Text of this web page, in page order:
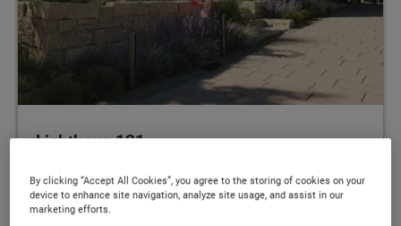
Lichthaus 121
Großzügiges und helles Haus – So macht
Wohnen Spaß
By clicking “Accept All Cookies”, you agree to the storing of cookies on your
device to enhance site navigation, analyze site usage, and assist in our
marketing efforts.